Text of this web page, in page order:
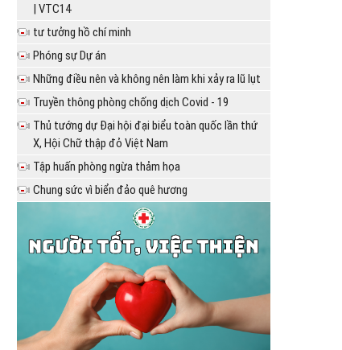
| VTC14
tư tưởng hồ chí minh
Phóng sự Dự án
Những điều nên và không nên làm khi xảy ra lũ lụt
Truyền thông phòng chống dịch Covid - 19
Thủ tướng dự Đại hội đại biểu toàn quốc lần thứ
X, Hội Chữ thập đỏ Việt Nam
Tập huấn phòng ngừa thảm họa
Chung sức vì biển đảo quê hương